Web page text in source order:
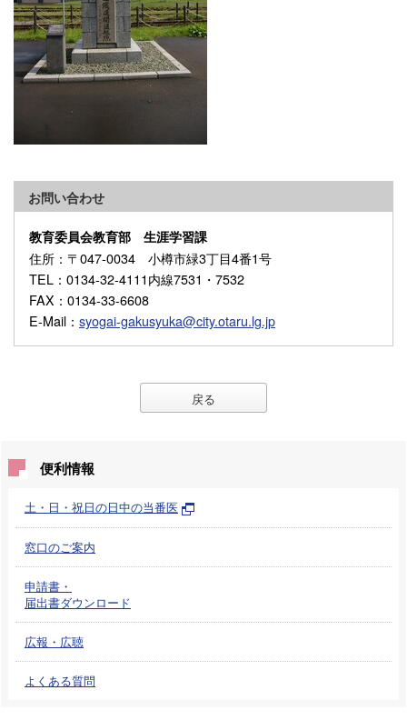
お問い合わせ
教育委員会教育部 生涯学習課
住所 ：〒047-0034 小樽市緑3丁目4番1号
TEL ：0134-32-4111内線7531・7532
FAX ：0134-33-6608
E-Mail ： syogai-gakusyuka@city.otaru.lg.jp
戻る
便利情報
土・日・祝日の日中の当番医
窓口のご案内
申請書・
届出書ダウンロード
広報・広聴
よくある質問